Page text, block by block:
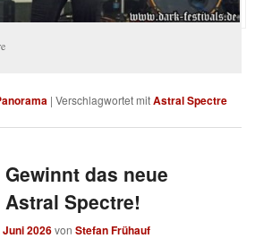
|Verschlagwortet mitAstral Spectre
das neue
Spectre!
Juni 2026vonStefan Frühauf